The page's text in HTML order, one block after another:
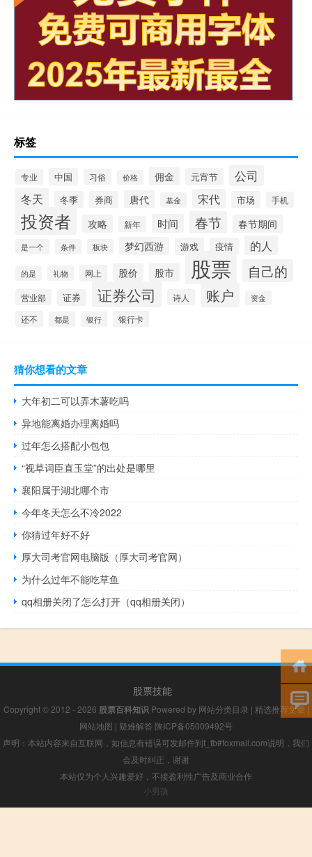
标签
专业 中国 习俗 价格 佣金 元宵节
公司
冬天
冬季 券商 唐代 基金 宋代 市场 手机
投资者 攻略 新年 时间 春节 春节期间
是一个 条件 板块 梦幻西游 游戏 疫情 的人
的是 礼物 网上 股价 股市 股票 自己的
营业部 证券 证券公司 诗人 账户 资金
还不 都是 银行 银行卡
猜你想看的文章
大年初二可以弄木薯吃吗
异地能离婚办理离婚吗
过年怎么搭配小包包
“视草词臣直玉堂”的出处是哪里
襄阳属于湖北哪个市
今年冬天怎么不冷2022
你猜过年好不好
厚大司考官网电脑版（厚大司考官网）
为什么过年不能吃草鱼
qq相册关闭了怎么打开（qq相册关闭）
股票技能
Copyright © 2012 - 2026 股票百科知识Powered by 网站分类目录 | 精选推荐文章|
网站地图 | 疑难解答 陕ICP备05009492号
声明：本站内容来自互联网，如信息有错误可发邮件到f_fb#foxmail.com说明，我们
会及时纠正，谢谢
本站仅为个人兴趣爱好，不接盈利性广告及商业合作
小男孩